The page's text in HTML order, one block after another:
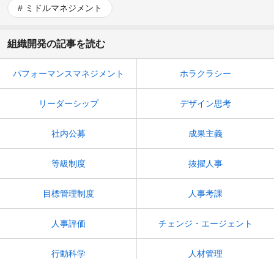
ミドルマネジメント
組織開発の記事を読む
パフォーマンスマネジメント ホラクラシー
リーダーシップ デザイン思考
社内公募 成果主義
等級制度 抜擢人事
目標管理制度 人事考課
人事評価 チェンジ・エージェント
行動科学 人材管理